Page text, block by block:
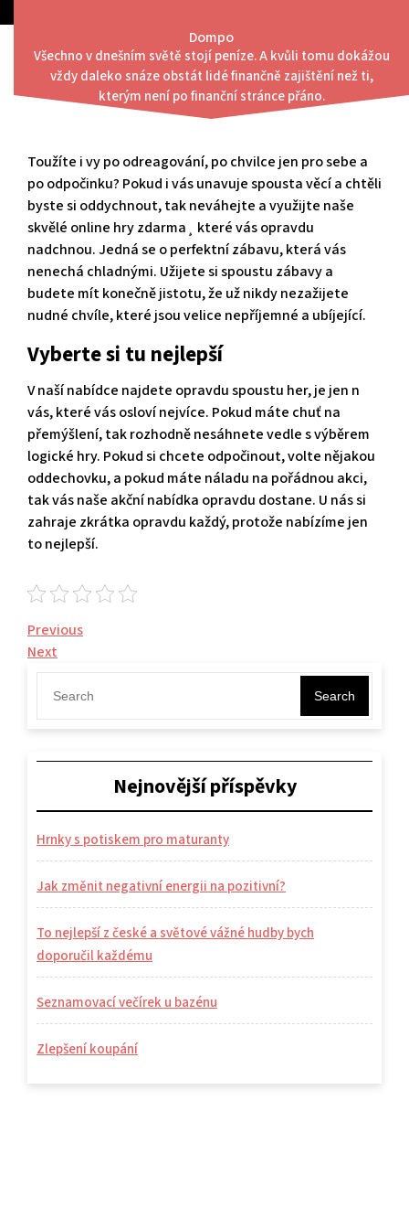
content
Dompo
Všechno v dnešním světě stojí peníze. A kvůli tomu dokážou
vždy daleko snáze obstát lidé finančně zajištění než ti,
kterým není po finanční stránce přáno.
Menu
Náramná zábava
Toužíte i vy po odreagování, po chvilce jen pro sebe a
po odpočinku? Pokud i vás unavuje spousta věcí a chtěli
byste si oddychnout, tak neváhejte a využijte naše
skvělé online hry zdarma ¸ které vás opravdu
nadchnou. Jedná se o perfektní zábavu, která vás
nenechá chladnými. Užijete si spoustu zábavy a
budete mít konečně jistotu, že už nikdy nezažijete
nudné chvíle, které jsou velice nepříjemné a ubíjející.
Vyberte si tu nejlepší
V naší nabídce najdete opravdu spoustu her, je jen n
vás, které vás osloví nejvíce. Pokud máte chuť na
přemýšlení, tak rozhodně nesáhnete vedle s výběrem
logické hry. Pokud si chcete odpočinout, volte nějakou
oddechovku, a pokud máte náladu na pořádnou akci,
tak vás naše akční nabídka opravdu dostane. U nás si
zahraje zkrátka opravdu každý, protože nabízíme jen
to nejlepší.
Navigace
pro
příspěvek
Previous
Post
Previous
Next
Post
Next
Search
Nejnovější příspěvky
Hrnky s potiskem pro maturanty
Jak změnit negativní energii na pozitivní?
To nejlepší z české a světové vážné hudby bych
doporučil každému
Seznamovací večírek u bazénu
Zlepšení koupání